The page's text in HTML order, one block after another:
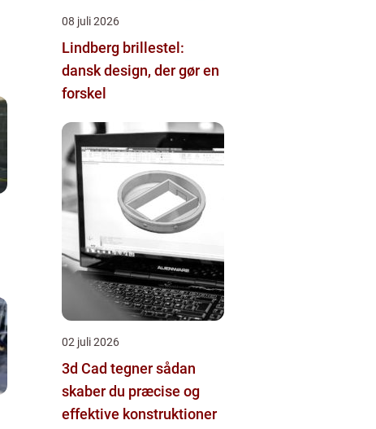
08 juli 2026
Lindberg brillestel:
dansk design, der gør en
forskel
02 juli 2026
3d Cad tegner sådan
skaber du præcise og
effektive konstruktioner